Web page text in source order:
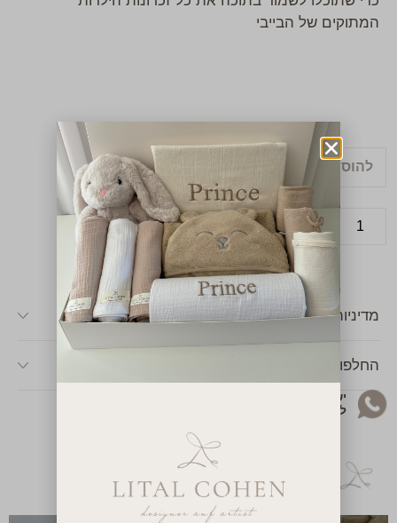
המתוקים של הבייבי
הוספה לסל
מדיניות משלוחים באתר
החלפות & החזרות
יש לך שאלה או שאת רוצה להתייעץ בקשר
למוצר? מוזמנת לפנות אליי בוואטסאפ!
מארזים נוספים